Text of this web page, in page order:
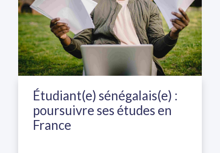
Étudiant(e) sénégalais(e) :
poursuivre ses études en
France